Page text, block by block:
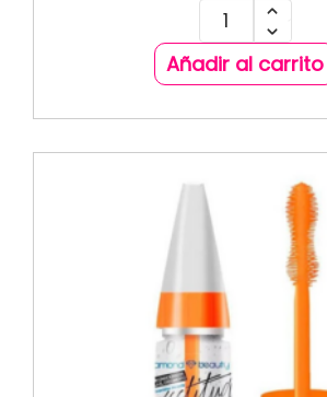
Añadir al carrito